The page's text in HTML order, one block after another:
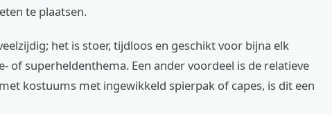
te plaatsen.
het is stoer, tijdloos en geschikt voor bijna elk
of superheldenthema. Een ander voordeel is de relatieve
kostuums met ingewikkeld spierpak of capes, is dit een